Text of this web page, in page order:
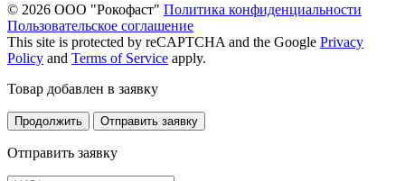
© 2026 ООО "Рокофаст" Политика конфиденциальности
Пользовательское соглашение
This site is protected by reCAPTCHA and the Google Privacy
Policy and Terms of Service apply.
Товар добавлен в заявку
Продолжить Отправить заявку
Отправить заявку